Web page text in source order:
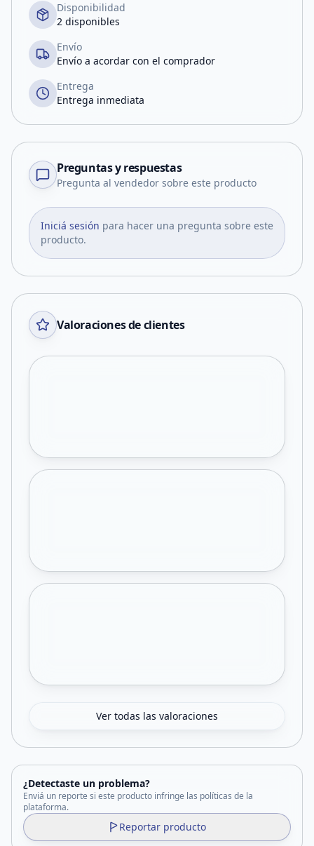
Disponibilidad
2 disponibles
Envío
Envío a acordar con el comprador
Entrega
Entrega inmediata
Preguntas y respuestas
Pregunta al vendedor sobre este producto
Iniciá sesión para hacer una pregunta sobre este
producto.
Valoraciones de clientes
Ver todas las valoraciones
¿Detectaste un problema?
Enviá un reporte si este producto infringe las políticas de la
plataforma.
Reportar producto